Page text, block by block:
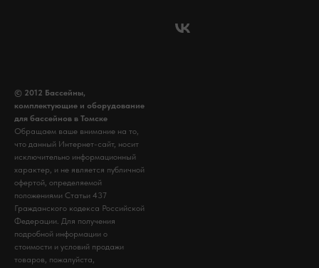
© 2012 Бассейны,
комплектующие и оборудование
для бассейнов в Томске
Обращаем ваше внимание на то,
что данный Интернет-сайт, носит
исключительно информационный
характер, и не является публичной
офертой, определяемой
положениями Статьи 437
Гражданского кодекса Российской
Федерации. Для получения
подробной информации о
стоимости и условий продажи
товаров, пожалуйста,